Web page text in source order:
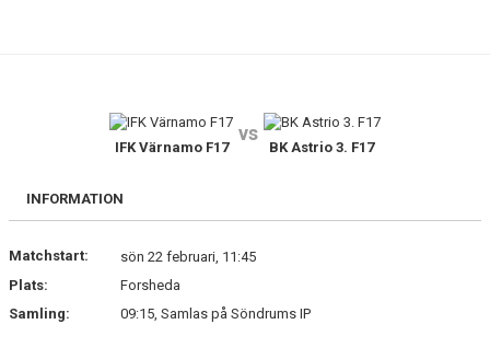
IFK Värnamo F17
vs
BK Astrio 3. F17
INFORMATION
Matchstart:
sön 22 februari, 11:45
Plats:
Forsheda
Samling:
09:15, Samlas på Söndrums IP